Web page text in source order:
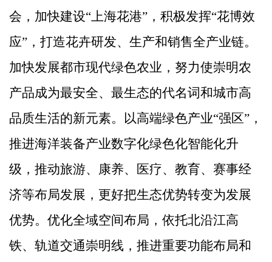
会，加快建设“上海花港” ，积极发挥“花博效
应” ，打造花卉研发、生产和销售全产业链。
加快发展都市现代绿色农业，努力使崇明农
产品成为最安全、最生态的代名词和城市高
品质生活的新元素。以高端绿色产业“强区” ，
推进海洋装备产业数字化绿色化智能化升
级，推动旅游、康养、医疗、教育、赛事经
济等布局发展，更好把生态优势转变为发展
优势。优化全域空间布局，依托北沿江高
铁、轨道交通崇明线，推进重要功能布局和